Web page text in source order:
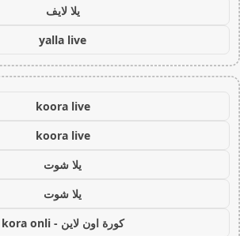
يلا لايف
yalla live
koora live
koora live
يلا شوت
يلا شوت
كورة اون لاين - kora onli